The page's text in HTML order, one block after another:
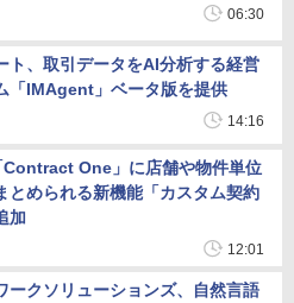
06:30
ト、取引データをAI分析する経営
「IMAgent」ベータ版を提供
14:16
One」に店舗や物件単位
とめられる新機能「カスタム契約
加
12:01
ークソリューションズ、自然言語